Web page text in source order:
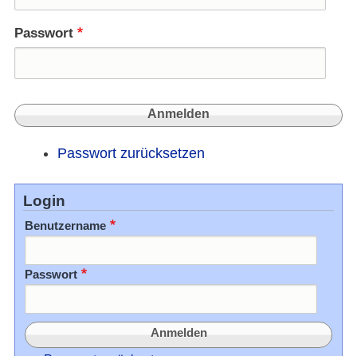
Passwort
Passwort zurücksetzen
Login
Benutzername
Passwort